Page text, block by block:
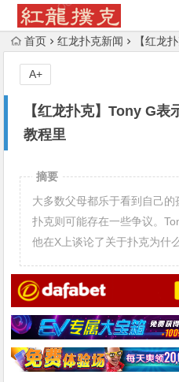
首页 红龙扑克新闻 【红龙扑
【红龙扑克】Tony G
教程里
A+
摘要
大多数父母都乐于看到自己
扑克则可能存在一些争议。
他在X上谈论了关于扑克为什